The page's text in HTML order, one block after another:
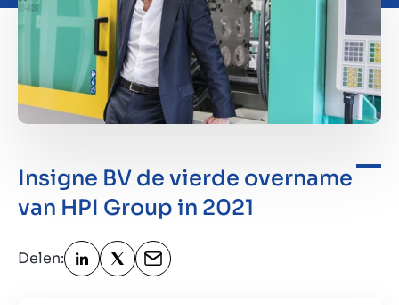
Bedrijf verkopen
Bedrijf kopen
Investeren
Insights
Over ons
Insigne BV de vierde overname
van HPI Group in 2021
Delen: